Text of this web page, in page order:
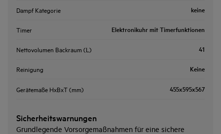
Dampf Kategorie keine
Timer Elektronikuhr mit Timerfunktionen
Nettovolumen Backraum (L) 41
Reinigung Keine
Gerätemaße HxBxT (mm) 455x595x567
Sicherheitswarnungen
Grundlegende Vorsorgemaßnahmen für eine sichere